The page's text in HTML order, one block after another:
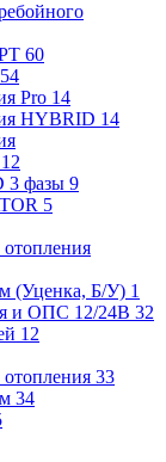
60
54
Pro 14
HYBRID 14
12
фазы 9
5
(Уценка, Б/У) 1
и ОПС 12/24В 32
12
33
34